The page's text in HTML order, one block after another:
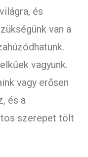
és
van a
vagyunk.
vagy erősen
és a
szerepet tölt